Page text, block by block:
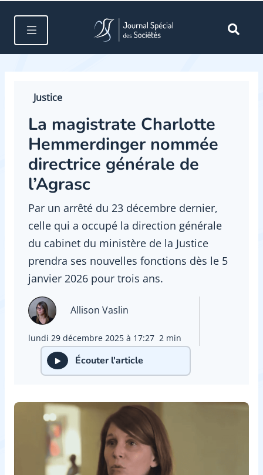
Justice
La magistrate Charlotte
Hemmerdinger nommée
directrice générale de
l’Agrasc
Par un arrêté du 23 décembre dernier,
celle qui a occupé la direction générale
du cabinet du ministère de la Justice
prendra ses nouvelles fonctions dès le 5
janvier 2026 pour trois ans.
Allison Vaslin
lundi 29 décembre 2025 à 17:27 2 min
Écouter l'article